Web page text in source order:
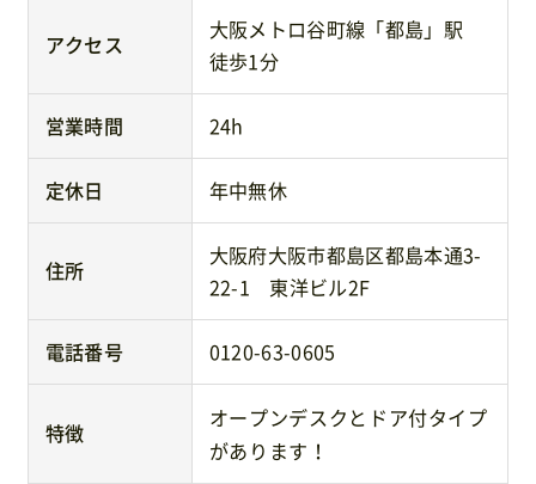
アクセス
大阪メトロ谷町線「都島」駅
徒歩1分
営業時間 24h
定休日 年中無休
住所
大阪府大阪市都島区都島本通3-
22-1 東洋ビル2F
電話番号 0120-63-0605
特徴
オープンデスクとドア付タイプ
があります！